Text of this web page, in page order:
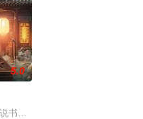
从恨意中涅槃重生，借私生女桑
5.0
书班子，偶遇“白天人住屋，晚上